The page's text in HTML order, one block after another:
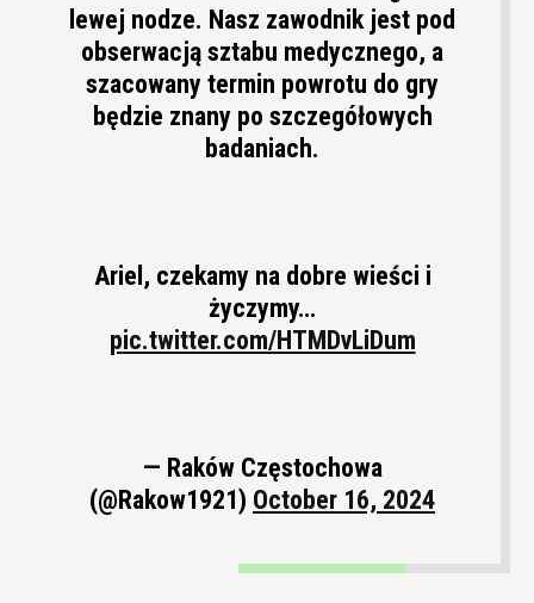
lewej nodze. Nasz zawodnik jest pod
obserwacją sztabu medycznego, a
szacowany termin powrotu do gry
będzie znany po szczegółowych
badaniach.
Ariel, czekamy na dobre wieści i
życzymy…
pic.twitter.com/HTMDvLiDum
— Raków Częstochowa
(@Rakow1921) October 16, 2024